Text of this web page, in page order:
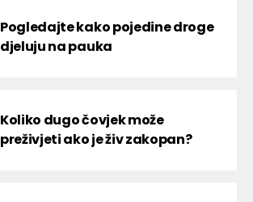
Pogledajte kako pojedine droge
djeluju na pauka
Koliko dugo čovjek može
preživjeti ako je živ zakopan?